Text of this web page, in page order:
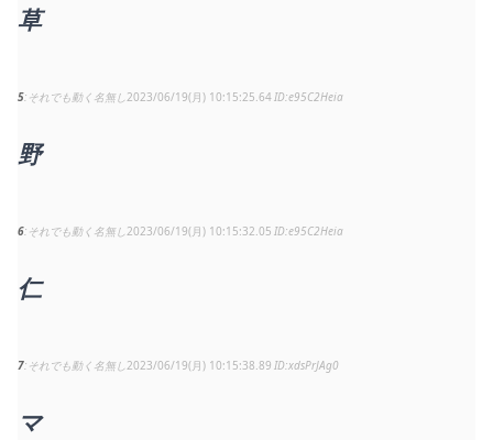
草
5 それでも動く名無し2023/06/19(月) 10:15:25.64 e95C2Heia
野
6 それでも動く名無し2023/06/19(月) 10:15:32.05 e95C2Heia
仁
7 それでも動く名無し2023/06/19(月) 10:15:38.89 xdsPrJAg0
マ